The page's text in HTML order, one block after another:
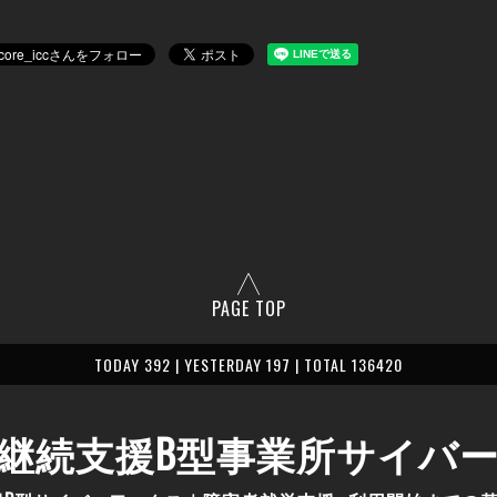
PAGE TOP
TODAY 392 | YESTERDAY 197 | TOTAL 136420
続支援B型事業所サイバ